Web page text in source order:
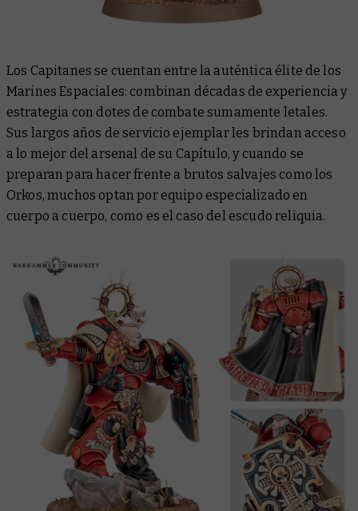
Los Capitanes se cuentan entre la auténtica élite de los
Marines Espaciales: combinan décadas de experiencia y
estrategia con dotes de combate sumamente letales.
Sus largos años de servicio ejemplar les brindan acceso
a lo mejor del arsenal de su Capítulo, y cuando se
preparan para hacer frente a brutos salvajes como los
Orkos, muchos optan por equipo especializado en
cuerpo a cuerpo, como es el caso del escudo reliquia.